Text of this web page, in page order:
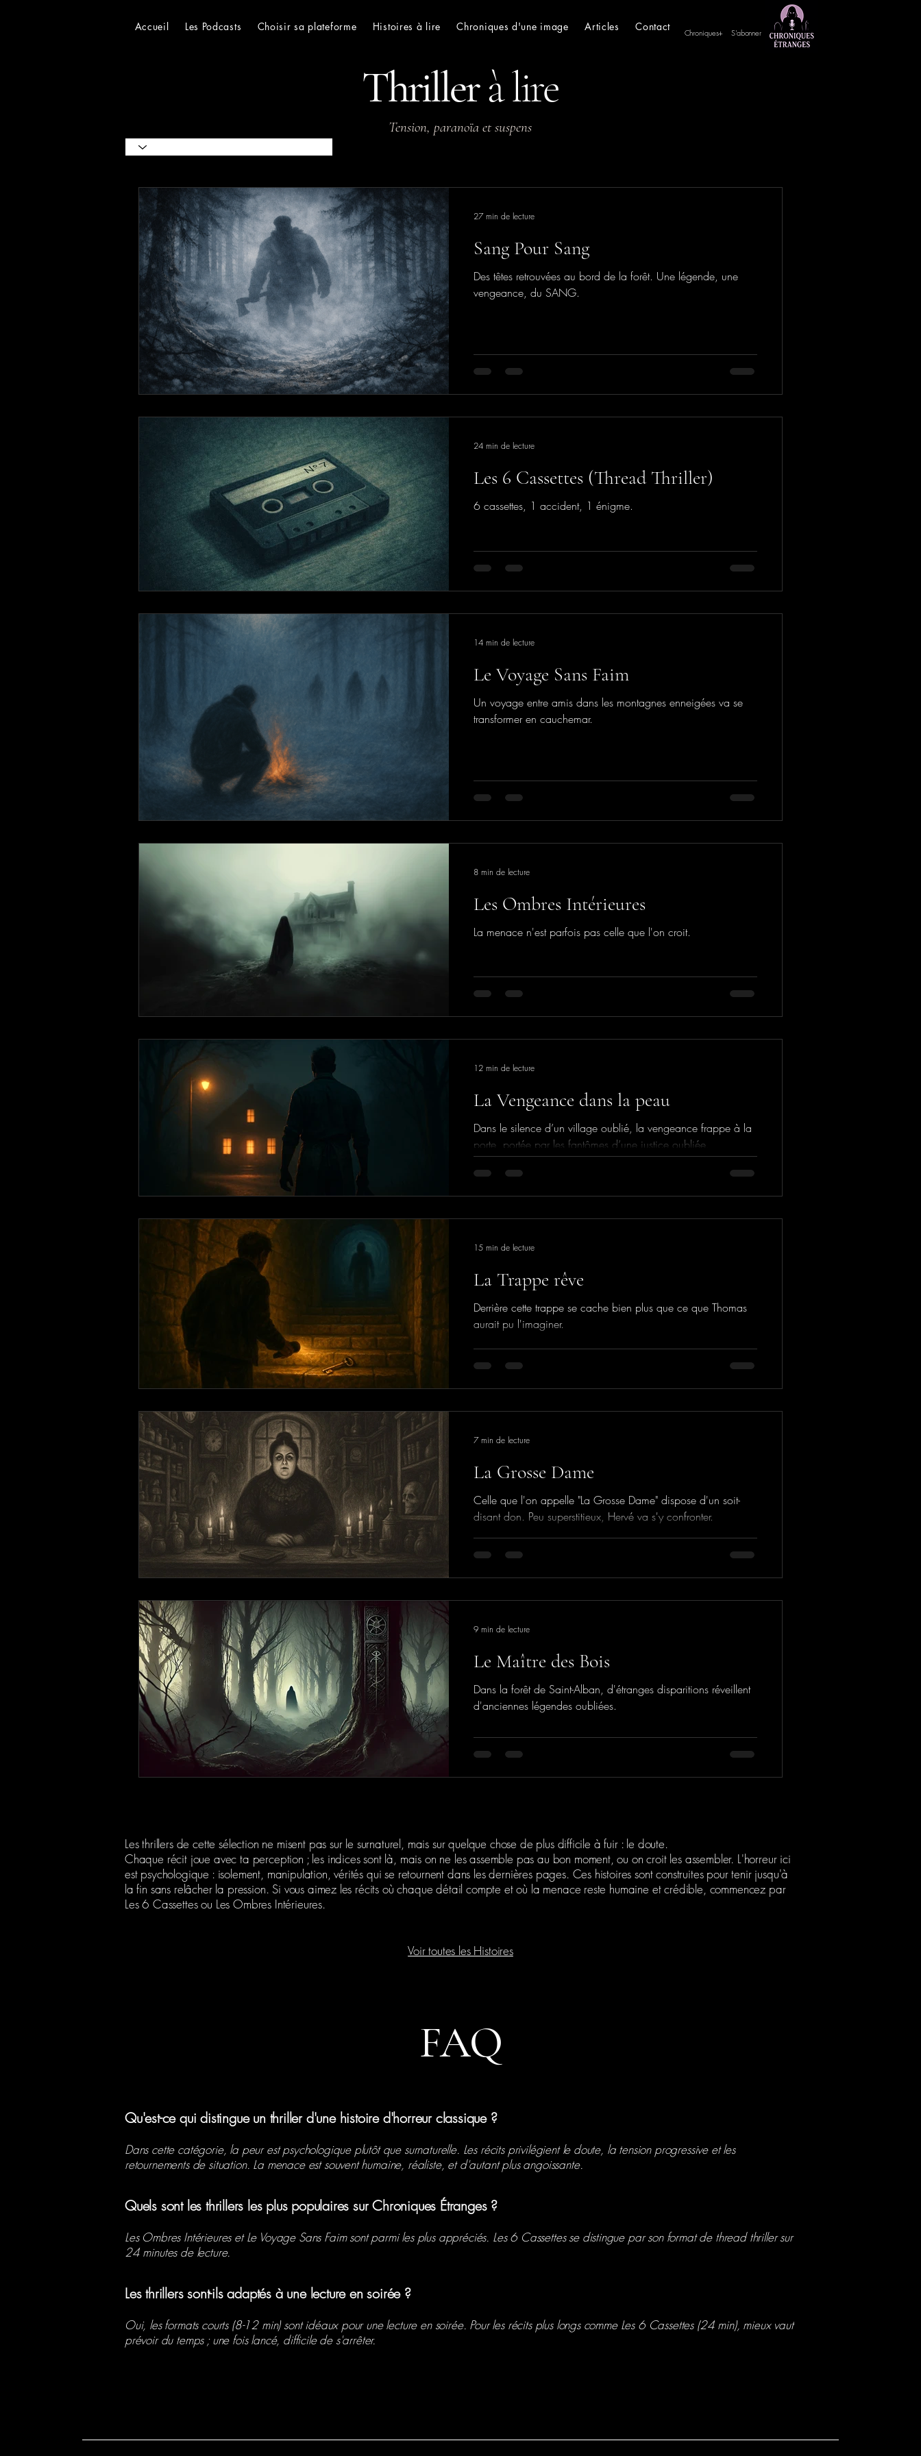
Accueil Les Podcasts Choisir sa plateforme Histoires à lire Chroniques d'une image Articles Contact S'abonner
Chroniques+
Thrillerà lire
Tension, paranoïa et suspens
Sang Pour Sang
Des têtes retrouvées au bord de la forêt. Une légende, une
vengeance, du SANG.
27 min de lecture
Les 6 Cassettes (Thread Thriller)
6 cassettes, 1 accident, 1 énigme.
24 min de lecture
Le Voyage Sans Faim
Un voyage entre amis dans les montagnes enneigées va se
transformer en cauchemar.
14 min de lecture
Les Ombres Intérieures
La menace n'est parfois pas celle que l'on croit.
8 min de lecture
La Vengeance dans la peau
Dans le silence d’un village oublié, la vengeance frappe à la
porte, portée par les fantômes d’une justice oubliée.
12 min de lecture
​La Trappe rêve
Derrière cette trappe se cache bien plus que ce que Thomas
aurait pu l'imaginer.
15 min de lecture
La Grosse Dame
Celle que l'on appelle "La Grosse Dame" dispose d'un soit-
disant don. Peu superstitieux, Hervé va s'y confronter.
7 min de lecture
Le Maître des Bois
Dans la forêt de Saint-Alban, d'étranges disparitions réveillent
d'anciennes légendes oubliées.
9 min de lecture
Les thrillers de cette sélection ne misent pas sur le surnaturel, mais sur quelque chose de plus difficile à fuir : le doute.
Chaque récit joue avec ta perception ; les indices sont là, mais on ne les assemble pas au bon moment, ou on croit les assembler. L'horreur ici
est psychologique : isolement, manipulation, vérités qui se retournent dans les dernières pages. Ces histoires sont construites pour tenir jusqu'à
la fin sans relâcher la pression. Si vous aimez les récits où chaque détail compte et où la menace reste humaine et crédible, commencez par
Les 6 Cassettes ou Les Ombres Intérieures.
Voir toutes les Histoires
FAQ
Qu'est-ce qui distingue un thriller d'une histoire d'horreur classique ?
Dans cette catégorie, la peur est psychologique plutôt que surnaturelle. Les récits privilégient le doute, la tension progressive et les
retournements de situation. La menace est souvent humaine, réaliste, et d'autant plus angoissante.
Quels sont les thrillers les plus populaires sur Chroniques Étranges ?
Les Ombres Intérieures et Le Voyage Sans Faim sont parmi les plus appréciés. Les 6 Cassettes se distingue par son format de thread thriller sur
24 minutes de lecture.
Les thrillers sont-ils adaptés à une lecture en soirée ?
Oui, les formats courts (8-12 min) sont idéaux pour une lecture en soirée. Pour les récits plus longs comme Les 6 Cassettes (24 min), mieux vaut
prévoir du temps ; une fois lancé, difficile de s'arrêter.